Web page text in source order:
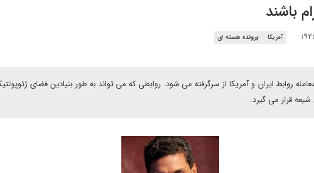
باشند
آمریکا
پرونده هسته ای
روابط ایران و آمریکا از سرگرفته می شود. روابطی که می تواند به طور بنیادین فضای
شیعه قرار می گیرد.